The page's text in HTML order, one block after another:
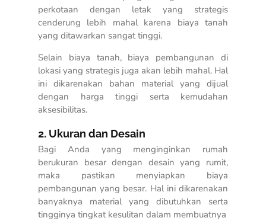
perkotaan dengan letak yang strategis
cenderung lebih mahal karena biaya tanah
yang ditawarkan sangat tinggi.
Selain biaya tanah, biaya pembangunan di
lokasi yang strategis juga akan lebih mahal. Hal
ini dikarenakan bahan material yang dijual
dengan harga tinggi serta kemudahan
aksesibilitas.
2. Ukuran dan Desain
Bagi Anda yang menginginkan rumah
berukuran besar dengan desain yang rumit,
maka pastikan menyiapkan biaya
pembangunan yang besar. Hal ini dikarenakan
banyaknya material yang dibutuhkan serta
tingginya tingkat kesulitan dalam membuatnya